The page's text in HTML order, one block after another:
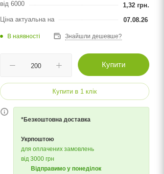
від 6000
1,32 грн.
Ціна актуальна на
07.08.26
В наявності Знайшли дешевше?
Купити
Купити в 1 клік
*Безкоштовна доставка
Укрпоштою
для оплачених замовлень
від 3000 грн
Відправимо у понеділок